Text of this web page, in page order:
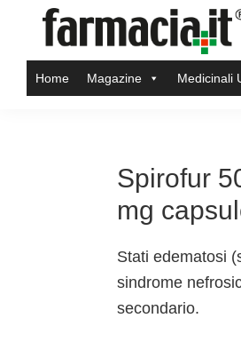
primary
main
primary
footerFarmacia.it
magazine
Home Magazine Medicinali
Spirofur
mg
Stati edematosi
sindrome
secondario.